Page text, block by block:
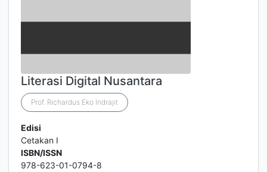
Literasi Digital Nusantara
Prof. Richardus Eko Indrajit
Edisi
Cetakan I
ISBN/ISSN
978-623-01-0794-8